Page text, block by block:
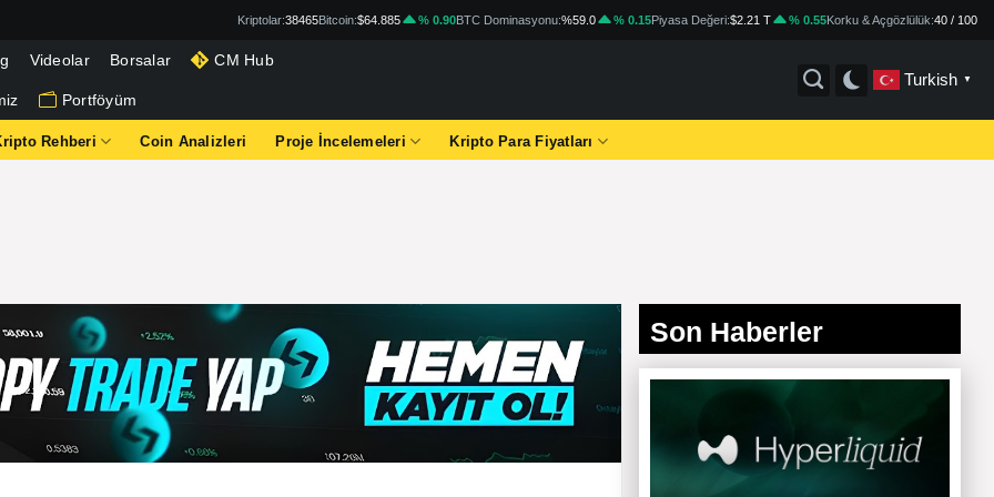
Kriptolar:38465Bitcoin:$64.885 % 0.90BTC Dominasyonu:%59.0 % 0.15Piyasa Değeri:$2.21 T % 0.55Korku & Açgözlülük:40 / 100
Videolar Borsalar CM Hub
Portföyüm
Turkish ▼
Rehberi Coin Analizleri Proje İncelemeleri Kripto Para Fiyatları
Son Haberler